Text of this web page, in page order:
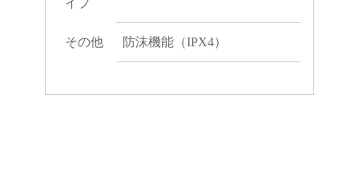
イプ
その他 防沫機能（IPX4）